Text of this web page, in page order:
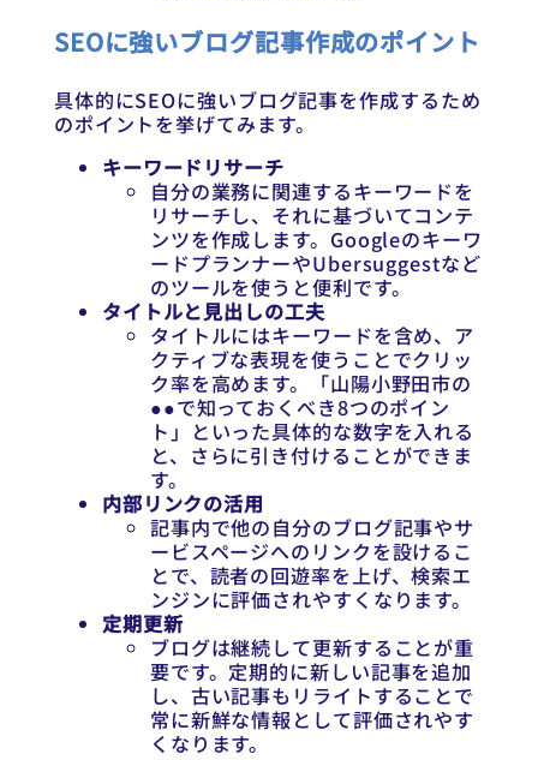
SEOに強いブログ記事作成のポイント
具体的にSEOに強いブログ記事を作成するため
のポイントを挙げてみます。
キーワードリサーチ
自分の業務に関連するキーワードを
リサーチし、それに基づいてコンテ
ンツを作成します。Googleのキーワ
ードプランナーやUbersuggestなど
のツールを使うと便利です。
タイトルと見出しの工夫
タイトルにはキーワードを含め、ア
クティブな表現を使うことでクリッ
ク率を高めます。「山陽小野田市の
●●で知っておくべき8つのポイン
ト」といった具体的な数字を入れる
と、さらに引き付けることができま
す。
内部リンクの活用
記事内で他の自分のブログ記事やサ
ービスページへのリンクを設けるこ
とで、読者の回遊率を上げ、検索エ
ンジンに評価されやすくなります。
定期更新
ブログは継続して更新することが重
要です。定期的に新しい記事を追加
し、古い記事もリライトすることで
常に新鮮な情報として評価されやす
くなります。